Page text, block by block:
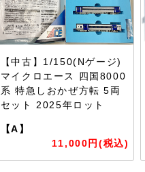
【中古】1/150(Nゲージ)
マイクロエース 四国8000
系 特急しおかぜ方転 5両
セット 2025年ロット
【A】
11,000円(税込)